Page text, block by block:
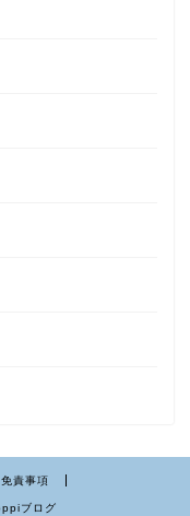
免責事項
ブログ